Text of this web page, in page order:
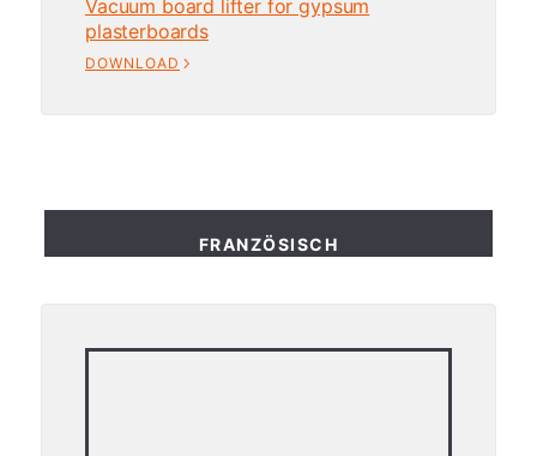
Vacuum board lifter for gypsum
plasterboards
DOWNLOAD
FRANZÖSISCH